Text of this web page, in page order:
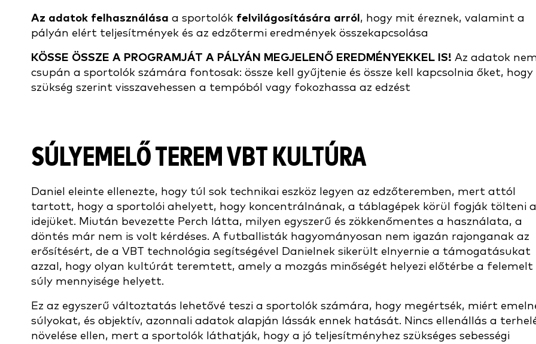
Az adatok felhasználása a sportolók felvilágosítására arról , hogy mit éreznek, valamint a
pályán elért teljesítmények és az edzőtermi eredmények összekapcsolása
KÖSSE ÖSSZE A PROGRAMJÁT A PÁLYÁN MEGJELENŐ EREDMÉNYEKKEL IS! Az adatok
csupán a sportolók számára fontosak: össze kell gyűjtenie és össze kell kapcsolnia őket, hogy
szükség szerint visszavehessen a tempóból vagy fokozhassa az edzést
SÚLYEMELŐ TEREM VBT KULTÚRA
Daniel eleinte ellenezte, hogy túl sok technikai eszköz legyen az edzőteremben, mert attól
tartott, hogy a sportolói ahelyett, hogy koncentrálnának, a táblagépek körül fogják tölteni
idejüket. Miután bevezette Perch látta, milyen egyszerű és zökkenőmentes a használata, a
döntés már nem is volt kérdéses. A futballisták hagyományosan nem igazán rajonganak az
erősítésért, de a VBT technológia segítségével Danielnek sikerült elnyernie a támogatásukat
azzal, hogy olyan kultúrát teremtett, amely a mozgás minőségét helyezi előtérbe a felemelt
súly mennyisége helyett.
Ez az egyszerű változtatás lehetővé teszi a sportolók számára, hogy megértsék, miért
súlyokat, és objektív, azonnali adatok alapján lássák ennek hatását. Nincs ellenállás a
növelése ellen, mert a sportolók láthatják, hogy a jó teljesítményhez szükséges sebességi